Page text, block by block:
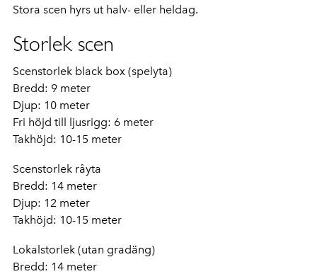
Stora scen hyrs ut halv- eller heldag.
Storlek scen
Scenstorlek black box (spelyta)
Bredd: 9 meter
Djup: 10 meter
Fri höjd till ljusrigg: 6 meter
Takhöjd: 10-15 meter
Scenstorlek råyta
Bredd: 14 meter
Djup: 12 meter
Takhöjd: 10-15 meter
Lokalstorlek (utan gradäng)
Bredd: 14 meter